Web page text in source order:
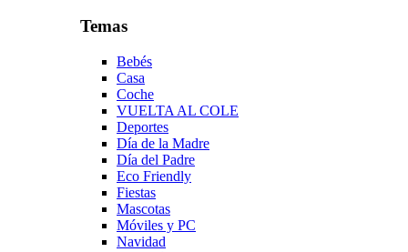
Temas
Bebés
Casa
Coche
VUELTA AL COLE
Deportes
Día de la Madre
Día del Padre
Eco Friendly
Fiestas
Mascotas
Móviles y PC
Navidad